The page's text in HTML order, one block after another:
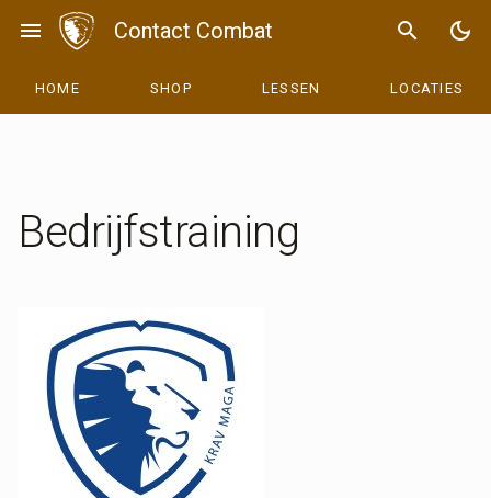
menu Contact Combat search dark_mode
HOME SHOP LESSEN LOCATIES
Bedrijfstraining